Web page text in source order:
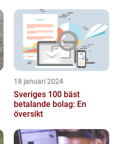
18 januari 2024
Sveriges 100 bäst
betalande bolag: En
översikt